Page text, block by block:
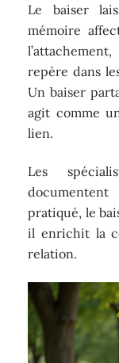
Le baiser
mémoire
repère dans
Un baiser
agit comme
lien.
Les
pratiqué, le
il enrichit la
relation.